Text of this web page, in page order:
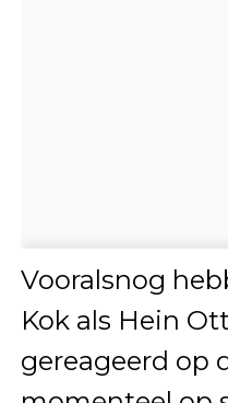
Vooralsnog
Kok als Hein
gereageerd op